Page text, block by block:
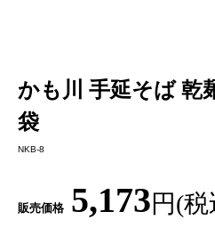
かも川 手延そば 乾
袋
NKB-8
販売価格 5,173円(